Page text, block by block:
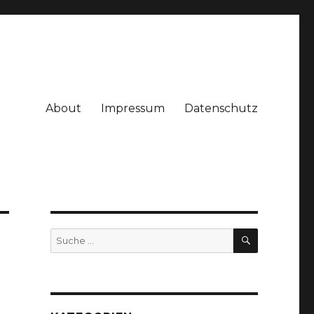
About Impressum Datenschutz
Suche
nach:
SUCHE